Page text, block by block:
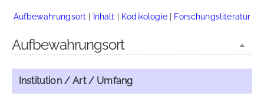
Aufbewahrungsort | Inhalt | Kodikologie| Forschungsliteratur
Aufbewahrungsort
Institution / Art / Umfang